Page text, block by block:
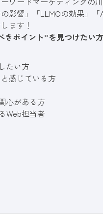
影響」「LLMOの効果」「
ます！
きポイント”を見つけたい方
たい方
感じている方
心がある方
Web担当者